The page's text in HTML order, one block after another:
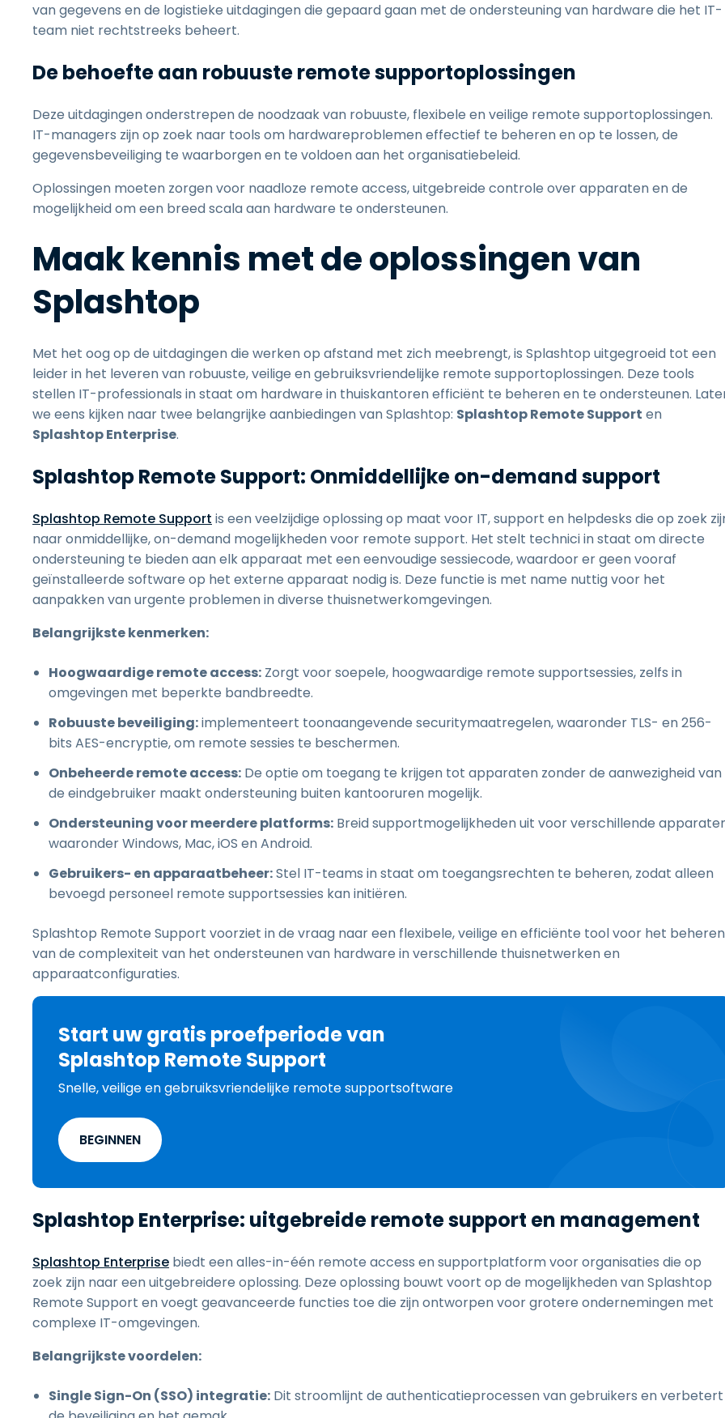
van gegevens en de logistieke uitdagingen die gepaard gaan met de ondersteuning van hardware die het IT-
team niet rechtstreeks beheert.
De behoefte aan robuuste remote supportoplossingen
Deze uitdagingen onderstrepen de noodzaak van robuuste, flexibele en veilige remote supportoplossingen.
IT-managers zijn op zoek naar tools om hardwareproblemen effectief te beheren en op te lossen, de
gegevensbeveiliging te waarborgen en te voldoen aan het organisatiebeleid.
Oplossingen moeten zorgen voor naadloze remote access, uitgebreide controle over apparaten en de
mogelijkheid om een breed scala aan hardware te ondersteunen.
Maak kennis met de oplossingen van
Splashtop
Met het oog op de uitdagingen die werken op afstand met zich meebrengt, is Splashtop uitgegroeid tot een
leider in het leveren van robuuste, veilige en gebruiksvriendelijke remote supportoplossingen. Deze tools
stellen IT-professionals in staat om hardware in thuiskantoren efficiënt te beheren en te ondersteunen.
we eens kijken naar twee belangrijke aanbiedingen van Splashtop: Splashtop Remote Support en
Splashtop Enterprise.
Splashtop Remote Support: Onmiddellijke on-demand support
Splashtop Remote Support is een veelzijdige oplossing op maat voor IT, support en helpdesks die op zoek
naar onmiddellijke, on-demand mogelijkheden voor remote support. Het stelt technici in staat om directe
ondersteuning te bieden aan elk apparaat met een eenvoudige sessiecode, waardoor er geen vooraf
geïnstalleerde software op het externe apparaat nodig is. Deze functie is met name nuttig voor het
aanpakken van urgente problemen in diverse thuisnetwerkomgevingen.
Belangrijkste kenmerken:
Hoogwaardige remote access: Zorgt voor soepele, hoogwaardige remote supportsessies, zelfs in
omgevingen met beperkte bandbreedte.
Robuuste beveiliging:implementeert toonaangevende securitymaatregelen, waaronder TLS- en 256-
bits AES-encryptie, om remote sessies te beschermen.
Onbeheerde remote access: De optie om toegang te krijgen tot apparaten zonder de aanwezigheid van
de eindgebruiker maakt ondersteuning buiten kantooruren mogelijk.
Ondersteuning voor meerdere platforms: Breid supportmogelijkheden uit voor verschillende
waaronder Windows, Mac, iOS en Android.
Gebruikers- en apparaatbeheer:Stel IT-teams in staat om toegangsrechten te beheren, zodat alleen
bevoegd personeel remote supportsessies kan initiëren.
Splashtop Remote Support voorziet in de vraag naar een flexibele, veilige en efficiënte tool voor het beheren
van de complexiteit van het ondersteunen van hardware in verschillende thuisnetwerken en
apparaatconfiguraties.
Start uw gratis proefperiode van
Splashtop Remote Support
Snelle, veilige en gebruiksvriendelijke remote supportsoftware
BEGINNEN
Splashtop Enterprise: uitgebreide remote support en management
Splashtop Enterprise biedt een alles-in-één remote access en supportplatform voor organisaties die op
zoek zijn naar een uitgebreidere oplossing. Deze oplossing bouwt voort op de mogelijkheden van Splashtop
Remote Support en voegt geavanceerde functies toe die zijn ontworpen voor grotere ondernemingen met
complexe IT-omgevingen.
Belangrijkste voordelen:
Single Sign-On (SSO) integratie: Dit stroomlijnt de authenticatieprocessen van gebruikers en verbetert